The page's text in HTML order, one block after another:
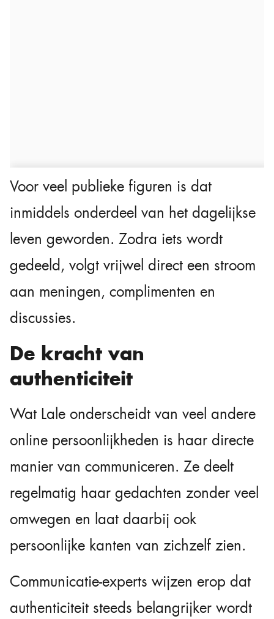
Voor veel publieke figuren is dat
inmiddels onderdeel van het dagelijkse
leven geworden. Zodra iets wordt
gedeeld, volgt vrijwel direct een stroom
aan meningen, complimenten en
discussies.
De kracht van
authenticiteit
Wat Lale onderscheidt van veel andere
online persoonlijkheden is haar directe
manier van communiceren. Ze deelt
regelmatig haar gedachten zonder veel
omwegen en laat daarbij ook
persoonlijke kanten van zichzelf zien.
Communicatie-experts wijzen erop dat
authenticiteit steeds belangrijker wordt